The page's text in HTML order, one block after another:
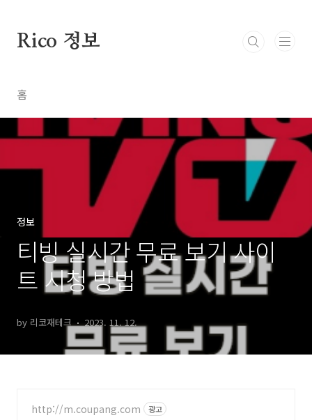
Rico 정보
홈
정보
티빙 실시간 무료 보기 사이
트 시청 방법
by 리코재테크 2023. 11. 12.
http://m.coupang.com 광고